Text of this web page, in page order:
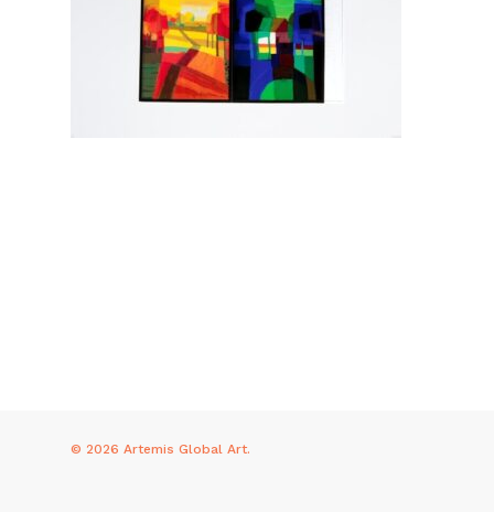
© 2026 Artemis Global Art.